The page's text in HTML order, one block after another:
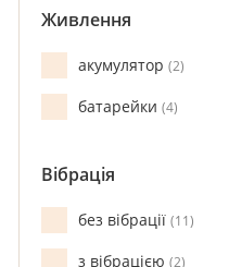
Живлення
акумулятор 2
батарейки 4
Вібрація
без вібрації 11
з вібрацією 2